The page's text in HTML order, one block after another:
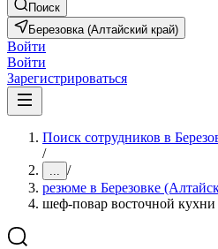
Поиск
Березовка (Алтайский край)
Войти
Войти
Зарегистрироваться
Поиск сотрудников в
/
... /
резюме в Березовке
шеф-повар восточной кухни